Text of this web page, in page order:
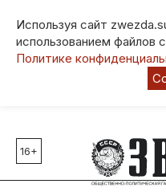
Используя сайт
использованием файлов
Политике
Главные темы
80 лет Победы
16+